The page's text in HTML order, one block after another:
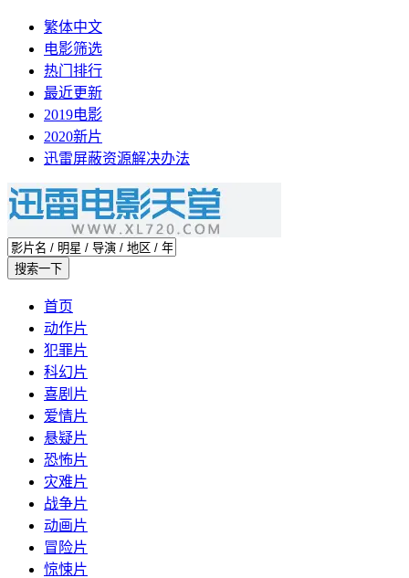
繁体中文
电影筛选
热门排行
最近更新
2019电影
2020新片
迅雷屏蔽资源解决办法
首页
动作片
犯罪片
科幻片
喜剧片
爱情片
悬疑片
恐怖片
灾难片
战争片
动画片
冒险片
惊悚片